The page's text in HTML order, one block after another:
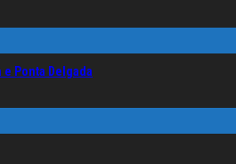
Ponta Delgada